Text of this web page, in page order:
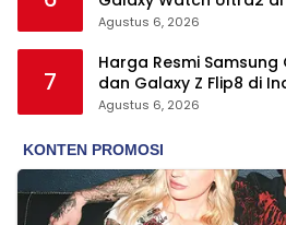
Jutaan
Agustus 6, 2026
7
Harga Resmi Samsung
dan Galaxy Z Flip8 di
Jutaan
Agustus 6, 2026